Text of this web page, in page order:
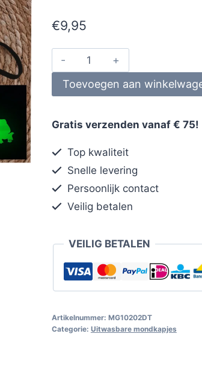
€9,95
Toevoegen aan
Gratis verzenden vanaf € 75!
Top kwaliteit
Snelle levering
Persoonlijk contact
Veilig betalen
VEILIG BETALEN
Artikelnummer: MG10202DT
Categorie: Uitwasbare mondkapjes